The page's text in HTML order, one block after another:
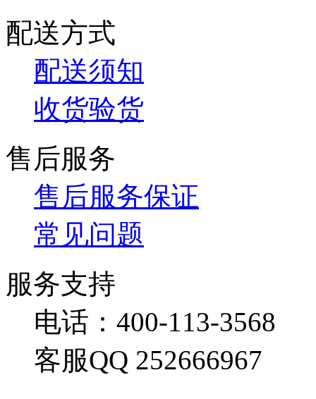
配送方式
配送须知
收货验货
售后服务
售后服务保证
常见问题
服务支持
电话：400-113-3568
客服QQ 252666967